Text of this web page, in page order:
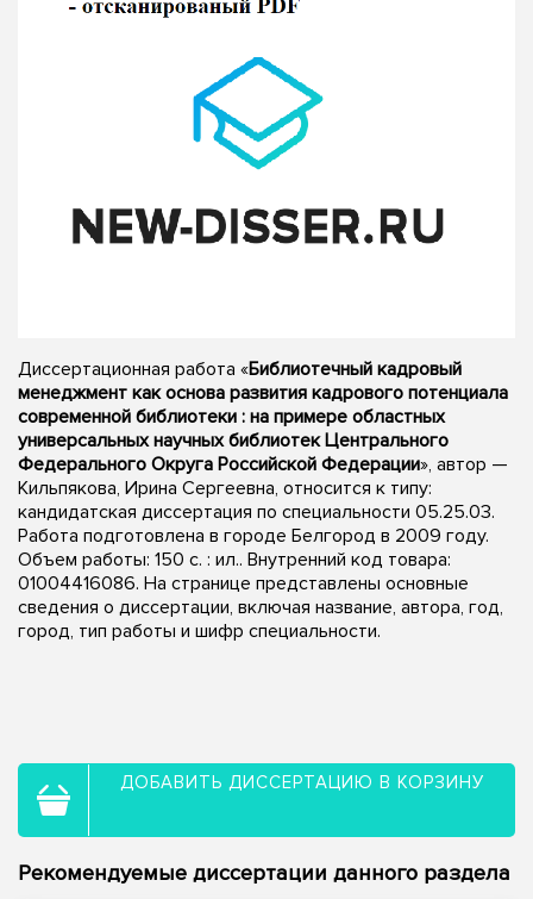
Диссертационная работа «Библиотечный кадровый
менеджмент как основа развития кадрового потенциала
современной библиотеки : на примере областных
универсальных научных библиотек Центрального
Федерального Округа Российской Федерации», автор —
Кильпякова, Ирина Сергеевна, относится к типу:
кандидатская диссертация по специальности 05.25.03.
Работа подготовлена в городе Белгород в 2009 году.
Объем работы: 150 с. : ил.. Внутренний код товара:
01004416086. На странице представлены основные
сведения о диссертации, включая название, автора, год,
город, тип работы и шифр специальности.
ДОБАВИТЬ ДИССЕРТАЦИЮ В КОРЗИНУ
Рекомендуемые диссертации данного раздела